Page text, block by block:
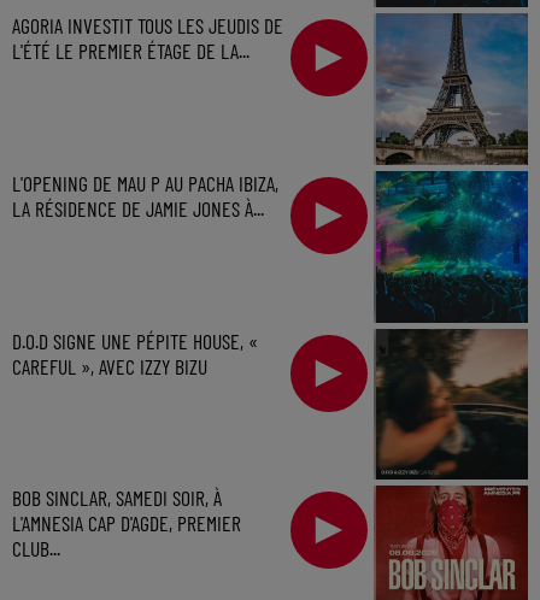
AGORIA INVESTIT TOUS LES JEUDIS DE
L'ÉTÉ LE PREMIER ÉTAGE DE LA...
L'OPENING DE MAU P AU PACHA IBIZA,
LA RÉSIDENCE DE JAMIE JONES À...
D.O.D SIGNE UNE PÉPITE HOUSE, «
CAREFUL », AVEC IZZY BIZU
BOB SINCLAR, SAMEDI SOIR, À
L'AMNESIA CAP D'AGDE, PREMIER
CLUB...